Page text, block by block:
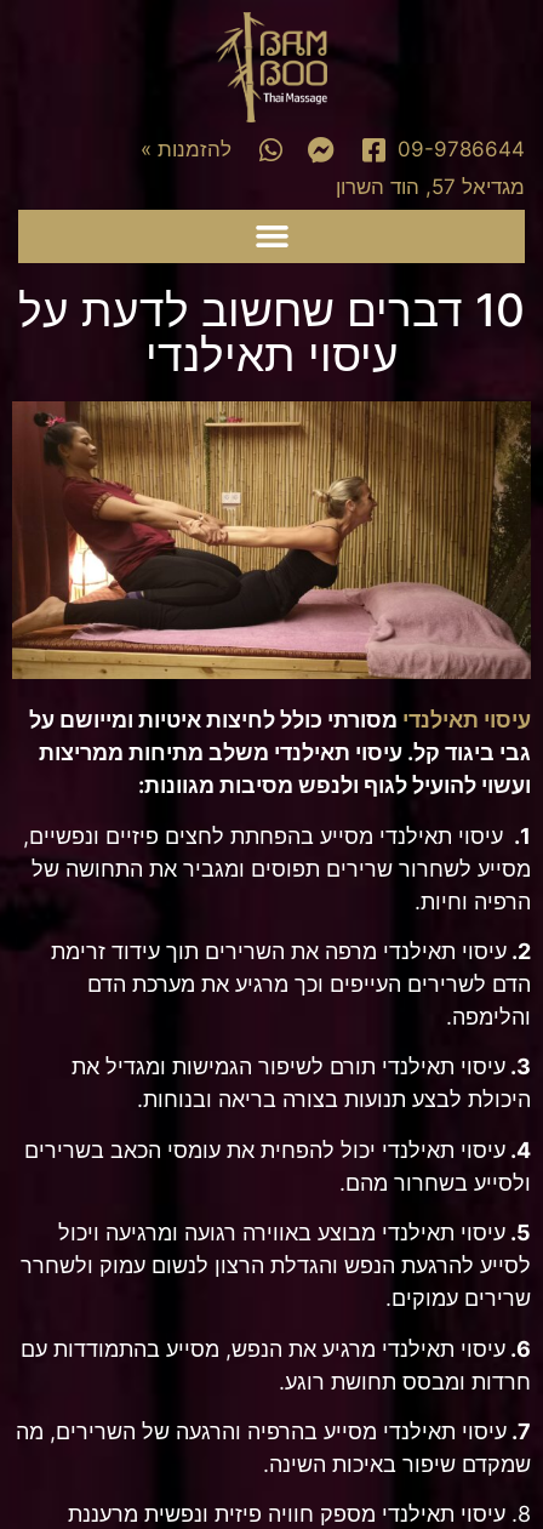
09-9786644
להזמנות »
מגדיאל 57, הוד השרון
10 דברים שחשוב לדעת על
עיסוי תאילנדי
עיסוי תאילנדי מסורתי כולל לחיצות איטיות ומייושם על
גבי ביגוד קל. עיסוי תאילנדי משלב מתיחות ממריצות
ועשוי להועיל לגוף ולנפש מסיבות מגוונות:
1.
עיסוי תאילנדי מסייע בהפחתת לחצים פיזיים ונפשיים,
מסייע לשחרור שרירים תפוסים ומגביר את התחושה של
הרפיה וחיות.
2. עיסוי תאילנדי מרפה את השרירים תוך עידוד זרימת
הדם לשרירים העייפים וכך מרגיע את מערכת הדם
והלימפה.
3. עיסוי תאילנדי תורם לשיפור הגמישות ומגדיל את
היכולת לבצע תנועות בצורה בריאה ובנוחות.
4. עיסוי תאילנדי יכול להפחית את עומסי הכאב בשרירים
ולסייע בשחרור מהם.
5. עיסוי תאילנדי מבוצע באווירה רגועה ומרגיעה ויכול
לסייע להרגעת הנפש והגדלת הרצון לנשום עמוק ולשחרר
שרירים עמוקים.
6. עיסוי תאילנדי מרגיע את הנפש, מסייע בהתמודדות עם
חרדות ומבסס תחושת רוגע.
7. עיסוי תאילנדי מסייע בהרפיה והרגעה של השרירים, מה
שמקדם שיפור באיכות השינה.
8. עיסוי תאילנדי מספק חוויה פיזית ונפשית מרעננת